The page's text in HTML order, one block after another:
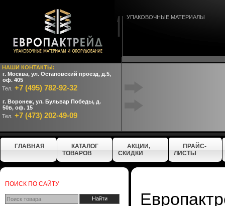
НАШИ КОНТАКТЫ:
г. Москва, ул. Остаповский проезд, д.5,
оф. 405
Тел. +7 (495) 782-92-32
г. Воронеж, ул. Бульвар Победы, д.
50в, оф. 15
Тел. +7 (473) 202-49-09
УПАКОВОЧНЫЕ МАТЕРИАЛЫ
ГЛАВНАЯ
КАТАЛОГ
ТОВАРОВ
АКЦИИ,
СКИДКИ
ПРАЙС-
ЛИСТЫ
ПОИСК ПО САЙТУ